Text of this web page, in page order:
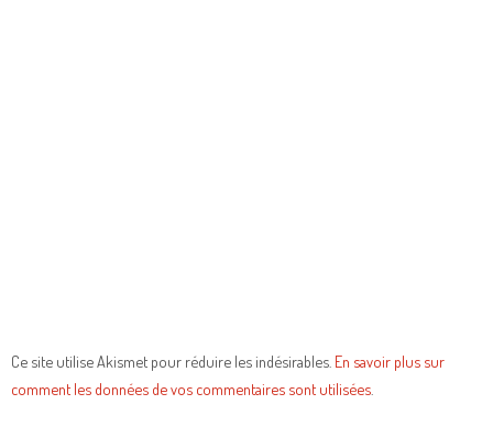
Ce site utilise Akismet pour réduire les indésirables. En savoir plus sur
comment les données de vos commentaires sont utilisées